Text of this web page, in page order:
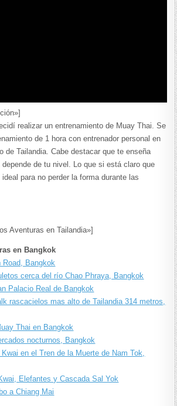
realizar un entrenamiento de Muay Thai. Se
de 1 hora con entrenador personal en
de Tailandia. Cabe destacar que te enseña
de tu nivel. Lo que si está claro que
para no perder la forma durante las
Aventuras en Tailandia»]
en Bangkok
Road, Bangkok
cerca del río Chao Phraya, Bangkok
Palacio Real de Bangkok
rascacielos mas alto de Tailandia 314 metros,
Thai en Bangkok
nocturnos, Bangkok
en el Tren de la Muerte de Nam Tok,
Elefantes y Cascada Sal Yok
a Chiang Mai